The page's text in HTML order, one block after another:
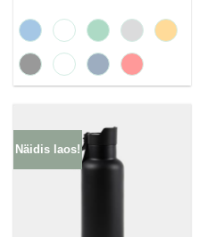
Näidis laos!